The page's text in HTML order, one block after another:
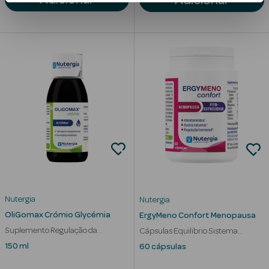
Limpeza Facial
Desmaquilhantes
Esfoliantes
Máscaras
Faciais
Solares
Nutergia
OliGomax Crómio Glycémia
Suplemento Regulação da
Glicémia
150 ml
Nutergia
ErgyMeno Confort Menopausa
Cápsulas Equilibrio Sistema
Nervoso
60 cápsulas